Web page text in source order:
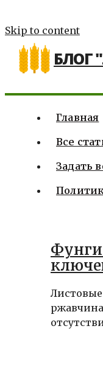
Skip to content
БЛОГ
Главная
Все
Задать